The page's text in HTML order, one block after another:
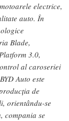
electrice,
auto. În
Blade,
3.0,
al caroseriei
Auto este
de
orientându-se
compania se